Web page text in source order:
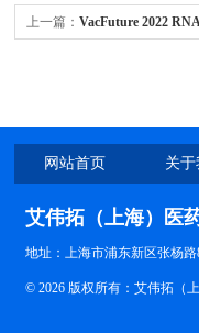
上一篇： VacFuture 2022
网站首页 关
艾伟拓（上海）医
地址：上海市浦东新区张杨
© 2026 版权所有：艾伟拓（